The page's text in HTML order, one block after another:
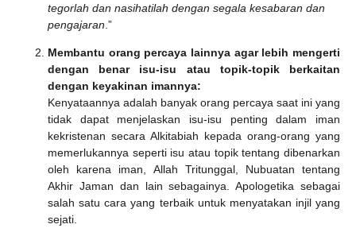
tegorlah dan nasihatilah dengan segala kesabaran dan
pengajaran .”
Membantu orang percaya lainnya agar lebih mengerti
dengan benar isu-isu atau topik-topik berkaitan
dengan keyakinan imannya:
Kenyataannya adalah banyak orang percaya saat ini yang
tidak dapat menjelaskan isu-isu penting dalam iman
kekristenan secara Alkitabiah kepada orang-orang yang
memerlukannya seperti isu atau topik tentang dibenarkan
oleh karena iman, Allah Tritunggal, Nubuatan tentang
Akhir Jaman dan lain sebagainya. Apologetika sebagai
salah satu cara yang terbaik untuk menyatakan injil yang
sejati.